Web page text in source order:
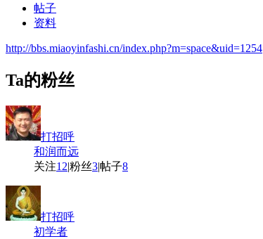
帖子
资料
http://bbs.miaoyinfashi.cn/index.php?m=space&uid=1254
Ta的粉丝
打招呼
和润而远
关注12|粉丝3|帖子8
打招呼
初学者